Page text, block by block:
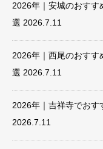
2026年｜安城のおすす
選 2026.7.11
2026年｜西尾のおす
選 2026.7.11
2026年｜吉祥寺でおす
2026.7.11